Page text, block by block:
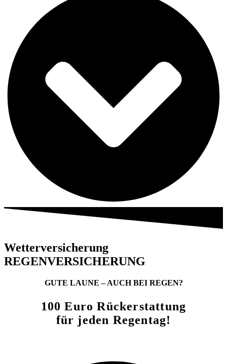
Wetterversicherung
REGENVERSICHERUNG
GUTE LAUNE – AUCH BEI REGEN?
100 Euro Rückerstattung
für jeden Regentag!